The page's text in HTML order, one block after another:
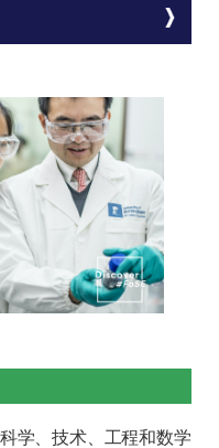
学、技术、工程和数学